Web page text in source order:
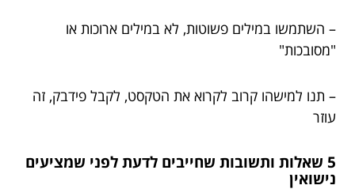
– השתמשו במילים פשוטות, לא במילים ארוכות או
"מסובכות"
– תנו למישהו קרוב לקרוא את הטקסט, לקבל פידבק, זה
עוזר
5 שאלות ותשובות שחייבים לדעת לפני שמציעים
נישואין